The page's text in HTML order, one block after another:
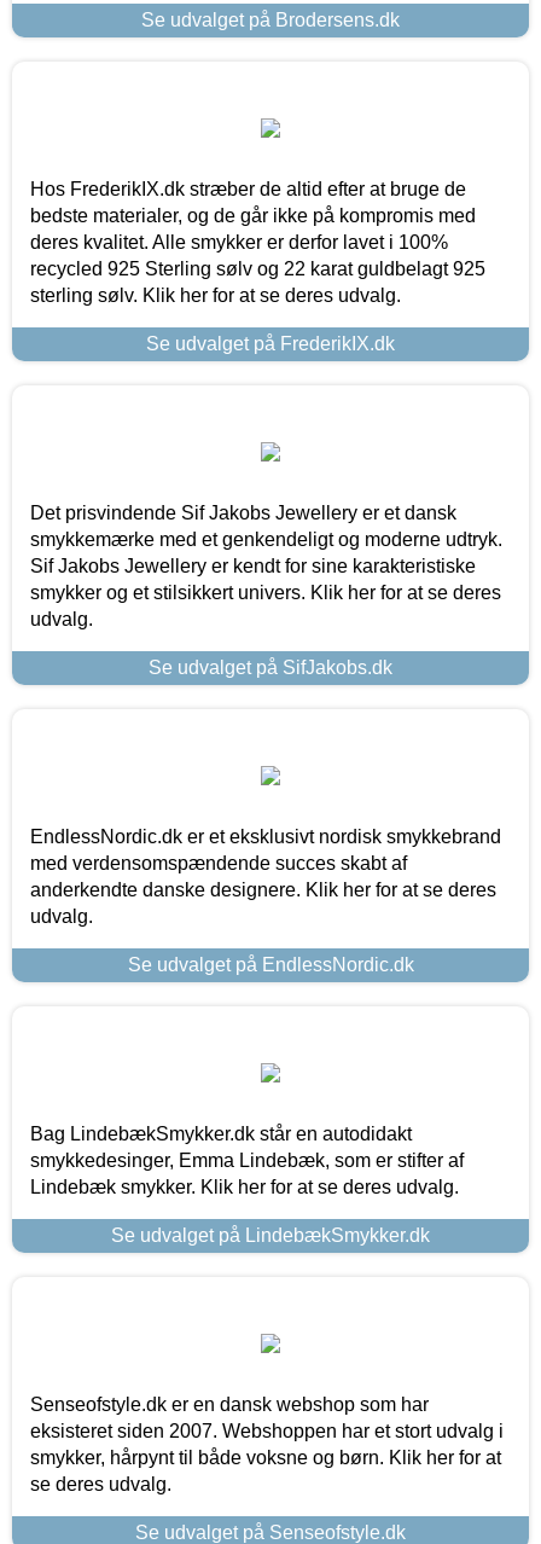
Se udvalget på Brodersens.dk
Hos FrederikIX.dk stræber de altid efter at bruge de
bedste materialer, og de går ikke på kompromis med
deres kvalitet. Alle smykker er derfor lavet i 100%
recycled 925 Sterling sølv og 22 karat guldbelagt 925
sterling sølv. Klik her for at se deres udvalg.
Se udvalget på FrederikIX.dk
Det prisvindende Sif Jakobs Jewellery er et dansk
smykkemærke med et genkendeligt og moderne udtryk.
Sif Jakobs Jewellery er kendt for sine karakteristiske
smykker og et stilsikkert univers. Klik her for at se deres
udvalg.
Se udvalget på SifJakobs.dk
EndlessNordic.dk er et eksklusivt nordisk smykkebrand
med verdensomspændende succes skabt af
anderkendte danske designere. Klik her for at se deres
udvalg.
Se udvalget på EndlessNordic.dk
Bag LindebækSmykker.dk står en autodidakt
smykkedesinger, Emma Lindebæk, som er stifter af
Lindebæk smykker. Klik her for at se deres udvalg.
Se udvalget på LindebækSmykker.dk
Senseofstyle.dk er en dansk webshop som har
eksisteret siden 2007. Webshoppen har et stort udvalg i
smykker, hårpynt til både voksne og børn. Klik her for at
se deres udvalg.
Se udvalget på Senseofstyle.dk